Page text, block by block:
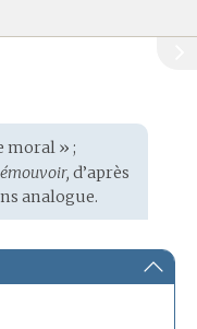
moral » ;
émouvoir, d’après
analogue.